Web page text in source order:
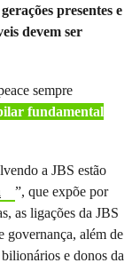
presentes e
devem ser
sempre
fundamental
a JBS estão
”, que expõe por
as ligações da JBS
governança, além de
e donos da